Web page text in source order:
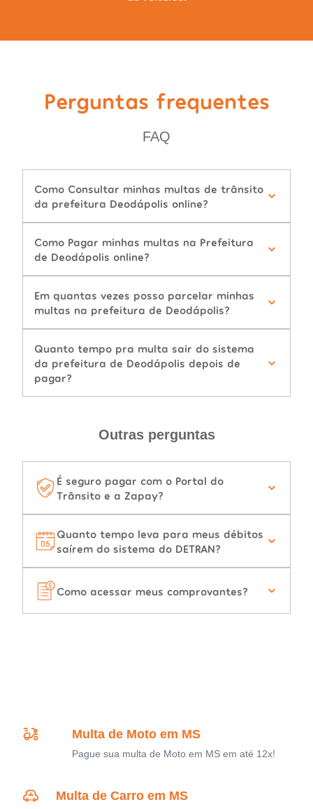
Perguntas frequentes
FAQ
Como Consultar minhas multas de trânsito
da prefeitura Deodápolis online?
Como Pagar minhas multas na Prefeitura
de Deodápolis online?
Em quantas vezes posso parcelar minhas
multas na prefeitura de Deodápolis?
Quanto tempo pra multa sair do sistema
da prefeitura de Deodápolis depois de
pagar?
Outras perguntas
É seguro pagar com o Portal do
Trânsito e a Zapay?
Quanto tempo leva para meus débitos
saírem do sistema do DETRAN?
Como acessar meus comprovantes?
Multa de Moto em MS
Pague sua multa de Moto em MS em até 12x!
Multa de Carro em MS